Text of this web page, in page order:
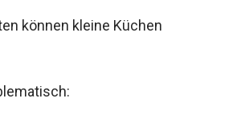
können kleine Küchen